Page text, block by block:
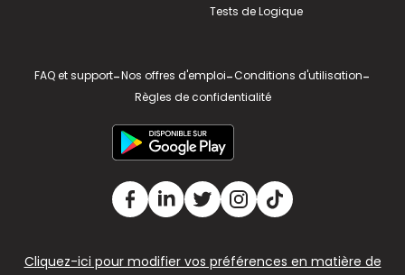
Tests de Logique
FAQ et support-Nos offres d'emploi-Conditions d'utilisation-
Règles de confidentialité
Cliquez-ici pour modifier vos préférences en matière de